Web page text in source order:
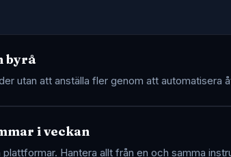
byrå
utan att anställa fler genom att automatisera
i veckan
plattformar. Hantera allt från en och samma